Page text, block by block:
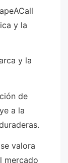
y la
y la
de
a la
valora
mercado